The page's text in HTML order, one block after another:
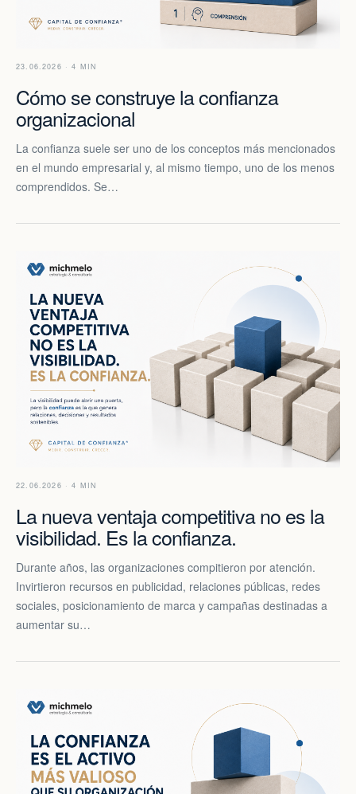
23.06.2026 · 4 MIN
Cómo se construye la confianza
organizacional
La confianza suele ser uno de los conceptos más mencionados
en el mundo empresarial y, al mismo tiempo, uno de los menos
comprendidos. Se…
22.06.2026 · 4 MIN
La nueva ventaja competitiva no es la
visibilidad. Es la confianza.
Durante años, las organizaciones compitieron por atención.
Invirtieron recursos en publicidad, relaciones públicas, redes
sociales, posicionamiento de marca y campañas destinadas a
aumentar su…